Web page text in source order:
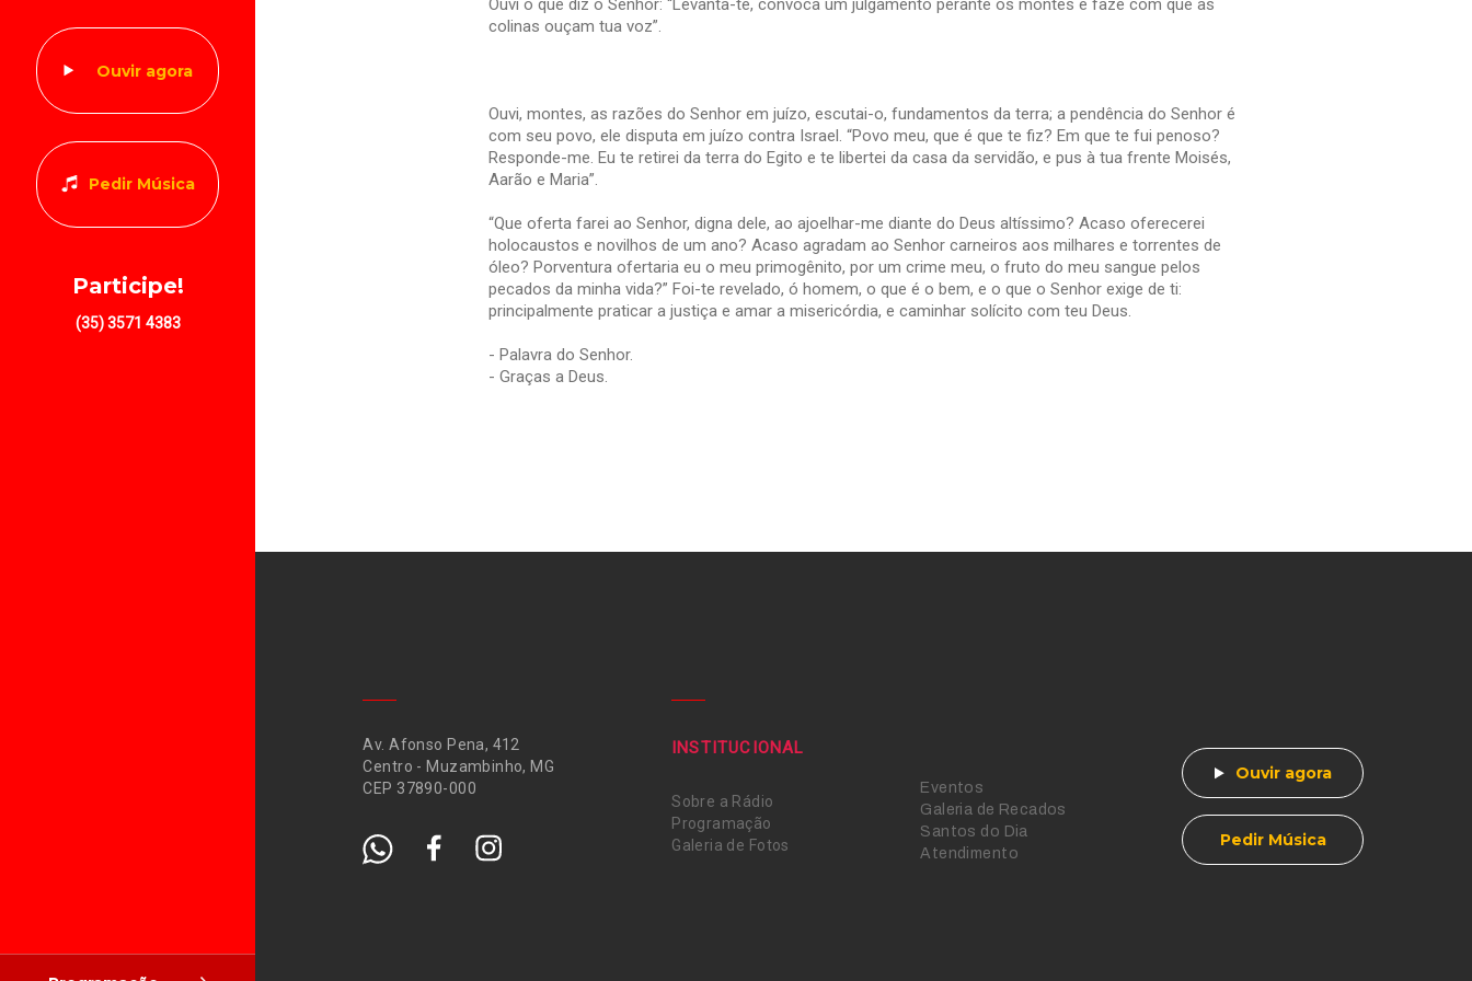
Ouvir agora
Pedir Música
Participe!
(35) 3571 4383
Ouvi o que diz o Senhor: “Levanta-te, convoca um julgamento perante os montes e faze com que as
colinas ouçam tua voz”.
Ouvi, montes, as razões do Senhor em juízo, escutai-o, fundamentos da terra; a pendência do Senhor é
com seu povo, ele disputa em juízo contra Israel. “Povo meu, que é que te fiz? Em que te fui penoso?
Responde-me. Eu te retirei da terra do Egito e te libertei da casa da servidão, e pus à tua frente Moisés,
Aarão e Maria”.
“Que oferta farei ao Senhor, digna dele, ao ajoelhar-me diante do Deus altíssimo? Acaso oferecerei
holocaustos e novilhos de um ano? Acaso agradam ao Senhor carneiros aos milhares e torrentes de
óleo? Porventura ofertaria eu o meu primogênito, por um crime meu, o fruto do meu sangue pelos
pecados da minha vida?” Foi-te revelado, ó homem, o que é o bem, e o que o Senhor exige de ti:
principalmente praticar a justiça e amar a misericórdia, e caminhar solícito com teu Deus.
- Palavra do Senhor.
- Graças a Deus.
Av. Afonso Pena, 412
Centro - Muzambinho, MG
CEP 37890-000
INSTITUCIONAL
Sobre a Rádio
Programação
Galeria de Fotos
Eventos
Galeria de Recados
Santos do Dia
Atendimento
Ouvir agora
Pedir Música